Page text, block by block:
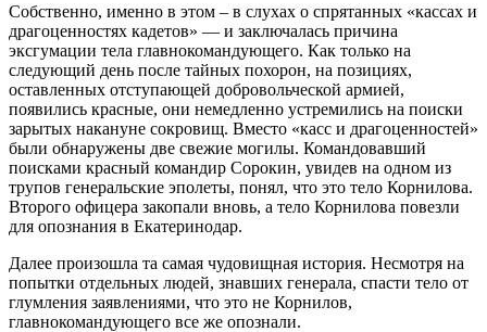
Собственно, именно в этом – в слухах о спрятанных «кассах и
драгоценностях кадетов» — и заключалась причина
эксгумации тела главнокомандующего. Как только на
следующий день после тайных похорон, на позициях,
оставленных отступающей добровольческой армией,
появились красные, они немедленно устремились на поиски
зарытых накануне сокровищ. Вместо «касс и драгоценностей»
были обнаружены две свежие могилы. Командовавший
поисками красный командир Сорокин, увидев на одном из
трупов генеральские эполеты, понял, что это тело Корнилова.
Второго офицера закопали вновь, а тело Корнилова повезли
для опознания в Екатеринодар.
Далее произошла та самая чудовищная история. Несмотря на
попытки отдельных людей, знавших генерала, спасти тело от
глумления заявлениями, что это не Корнилов,
главнокомандующего все же опознали.